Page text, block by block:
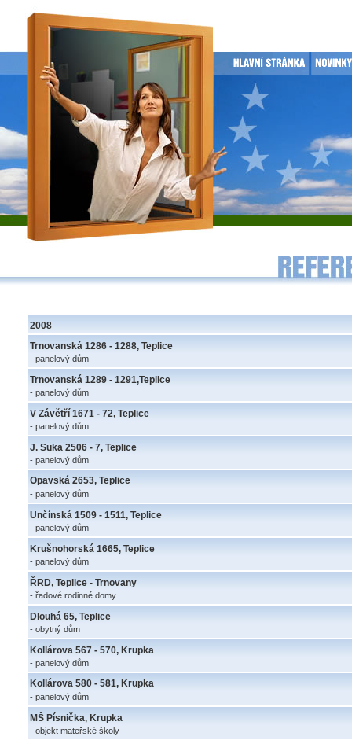
2008
Trnovanská 1286 - 1288, Teplice
- panelový dům
Trnovanská 1289 - 1291,Teplice
- panelový dům
V Závětří 1671 - 72, Teplice
- panelový dům
J. Suka 2506 - 7, Teplice
- panelový dům
Opavská 2653, Teplice
- panelový dům
Unčínská 1509 - 1511, Teplice
- panelový dům
Krušnohorská 1665, Teplice
- panelový dům
ŘRD, Teplice - Trnovany
- řadové rodinné domy
Dlouhá 65, Teplice
- obytný dům
Kollárova 567 - 570, Krupka
- panelový dům
Kollárova 580 - 581, Krupka
- panelový dům
MŠ Písnička, Krupka
- objekt mateřské školy